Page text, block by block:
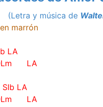
(Letra y música de
marrón
LA
LA
LA
LA